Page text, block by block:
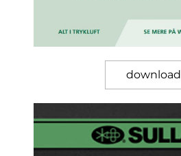
download